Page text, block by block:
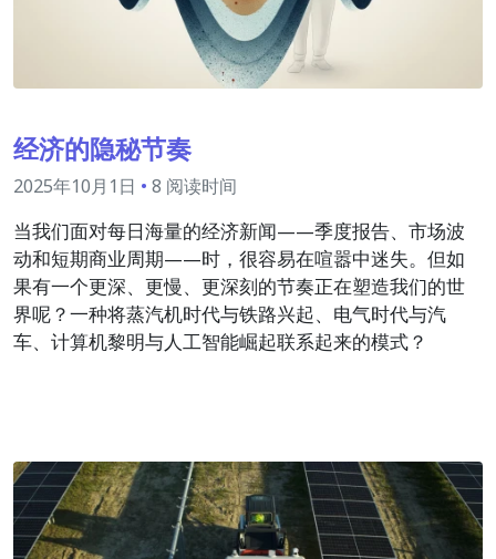
经济的隐秘节奏
2025年10月1日 • 8 阅读时间
当我们面对每日海量的经济新闻——季度报告、市场波
动和短期商业周期——时，很容易在喧嚣中迷失。但如
果有一个更深、更慢、更深刻的节奏正在塑造我们的世
界呢？一种将蒸汽机时代与铁路兴起、电气时代与汽
车、计算机黎明与人工智能崛起联系起来的模式？